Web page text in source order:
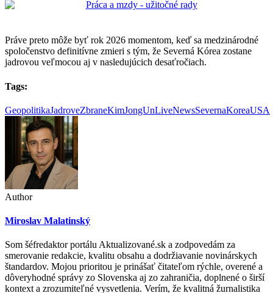
Práve preto môže byť rok 2026 momentom, keď sa medzinárodné
spoločenstvo definitívne zmieri s tým, že Severná Kórea zostane
jadrovou veľmocou aj v nasledujúcich desaťročiach.
Tags:
GeopolitikaJadroveZbraneKimJongUnLiveNewsSevernaKoreaUSA
Author
Miroslav Malatinský
Som šéfredaktor portálu Aktualizované.sk a zodpovedám za
smerovanie redakcie, kvalitu obsahu a dodržiavanie novinárskych
štandardov. Mojou prioritou je prinášať čitateľom rýchle, overené a
dôveryhodné správy zo Slovenska aj zo zahraničia, doplnené o širší
kontext a zrozumiteľné vysvetlenia. Verím, že kvalitná žurnalistika